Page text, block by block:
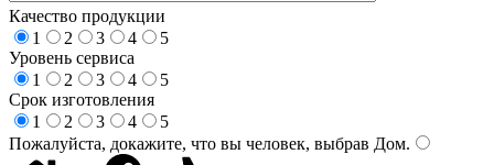
Качество продукции
1
2 3 4
5
Уровень сервиса
1
2 3 4
5
Срок изготовления
1
2 3 4
5
Пожалуйста, докажите, что вы человек, выбрав Дом.